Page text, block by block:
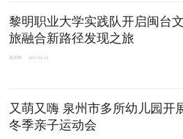
黎明职业大学实践队开启闽台文
旅融合新路径发现之旅
泉州网 2025-01-14
又萌又嗨 泉州市多所幼儿园开
冬季亲子运动会